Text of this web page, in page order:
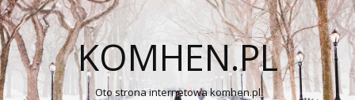
KOMHEN.PL
Oto strona internetowa komhen.pl